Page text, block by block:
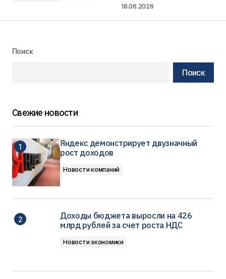
18.06.2026
Поиск
Поиск
Свежие новости
Яндекс демонстрирует двузначный
рост доходов
Новости компаний
Доходы бюджета выросли на 426
млрд рублей за счет роста НДС
Новости экономики